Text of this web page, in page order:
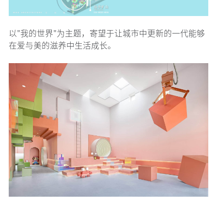
以"我的世界"为主题，寄望于让城市中更新的一代能够
在爱与美的滋养中生活成长。